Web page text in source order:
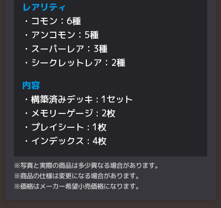
レアリティ
・コモン：6種
・アンコモン：5種
・スーパーレア：3種
・シークレットレア：2種
内容
・構築済みデッキ : 1セット
・メモリーゲージ : 2枚
・プレイシート : 1枚
・インデックス : 4枚
※写真と実際の商品は多少異なる場合があります。
※商品の仕様は変更になる場合があります。
※価格はメーカー希望小売価格になります。